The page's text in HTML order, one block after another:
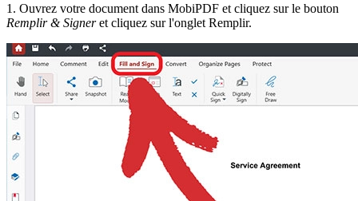
1. Ouvrez votre document dans MobiPDF et cliquez sur le bouton
Remplir & Signeret cliquez sur l'onglet Remplir.